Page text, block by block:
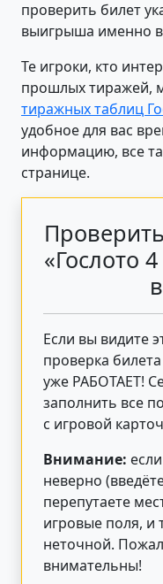
проверить билет
выигрыша именно
Те игроки, кто
прошлых тиражей,
тиражных таблиц
удобное для вас
информацию, все
странице.
«Гослото
Если вы видите
проверка
уже РАБОТАЕТ!
заполнить все
с игровой
Внимание:
неверно
перепутаете
игровые поля, и
неточной.
внимательны!